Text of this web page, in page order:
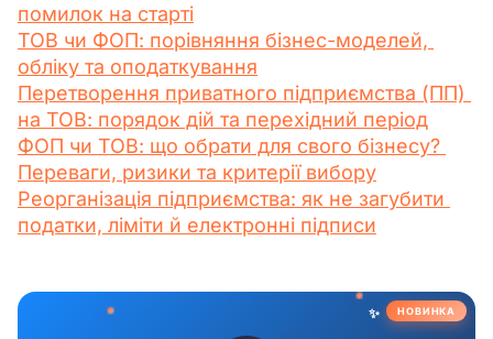
помилок на старті
ТОВ чи ФОП: порівняння бізнес-моделей,
обліку та оподаткування
Перетворення приватного підприємства (ПП)
на ТОВ: порядок дій та перехідний період
ФОП чи ТОВ: що обрати для свого бізнесу?
Переваги, ризики та критерії вибору
Реорганізація підприємства: як не загубити
податки, ліміти й електронні підписи